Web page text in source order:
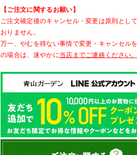
【ご注文に関するお願い】
ご注文確定後のキャンセル・変更は原則とし
おりません。
万一、やむを得ない事情で変更・キャンセル
の場合は、速やかに当店までご連絡ください。